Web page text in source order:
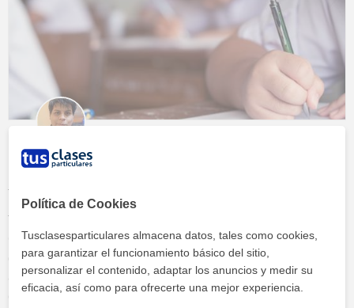
reforzar el aprendizaje
Como profesor de apoyo escolar, me llegan muchos mensajes
de refuerzos asi que queria compartir mi articulo. El proceso de
aprendizaje es fundamental en todas las etapas de la vida, y
encontrar los instrumentos adecuados para reforzarlo puede
Política de Cookies
Tusclasesparticulares almacena datos, tales como cookies,
para garantizar el funcionamiento básico del sitio,
personalizar el contenido, adaptar los anuncios y medir su
eficacia, así como para ofrecerte una mejor experiencia.